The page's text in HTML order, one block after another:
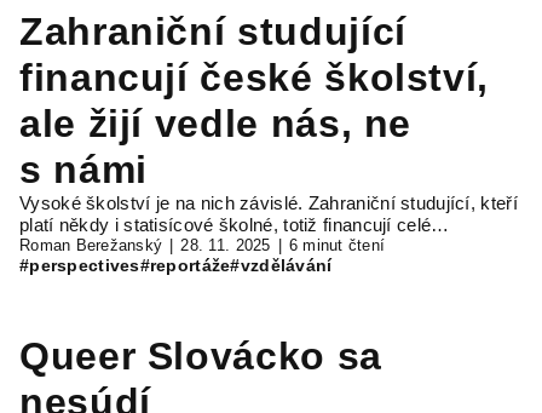
Zahraniční studující
financují české školství,
ale žijí vedle nás, ne
s námi
Vysoké školství je na nich závislé. Zahraniční studující, kteří
platí někdy i statisícové školné, totiž financují celé…
Roman Berežanský 28. 11. 2025 6 minut čtení
#perspectives#reportáže#vzdělávání
Queer Slovácko sa
nesúdí